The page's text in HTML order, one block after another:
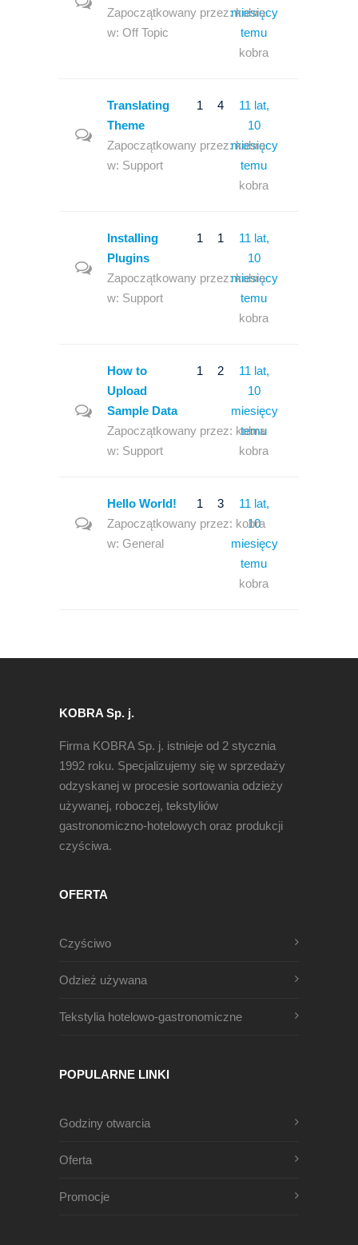
Zapoczątkowany przez:kobra
w: Off Topic
miesięcy
temu
kobra
Translating
Theme
Zapoczątkowany przez:kobra
w: Support
1 4
11 lat,
10
miesięcy
temu
kobra
Installing
Plugins
Zapoczątkowany przez:kobra
w: Support
1 1
11 lat,
10
miesięcy
temu
kobra
How to
Upload
Sample Data
Zapoczątkowany przez: kobra
w: Support
1 2
11 lat,
10
miesięcy
temu
kobra
Hello World!
Zapoczątkowany przez: kobra
w: General
1 3
11 lat,
10
miesięcy
temu
kobra
KOBRA Sp. j.
Firma KOBRA Sp. j. istnieje od 2 stycznia
1992 roku. Specjalizujemy się w sprzedaży
odzyskanej w procesie sortowania odzieży
używanej, roboczej, tekstyliów
gastronomiczno-hotelowych oraz produkcji
czyściwa.
OFERTA
Czyściwo
Odzież używana
Tekstylia hotelowo-gastronomiczne
POPULARNE LINKI
Godziny otwarcia
Oferta
Promocje